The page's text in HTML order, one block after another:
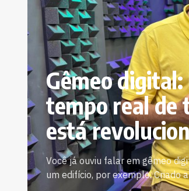
Gêmeo
tempo real de
está
Você já ouviu falar em gêmeo
um edifício, por exemplo. Criado